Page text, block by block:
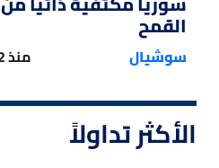
القمح
سوشيال منذ 2 يوم
الأكثر تداولاً